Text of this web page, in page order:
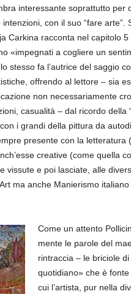
interessante soprattutto per
con il suo “fare arte”.
Carkina racconta nel capitolo 5
«impegnati a cogliere un
stesso fa l’autrice del saggio
offrendo al lettore – sia
non necessariamente
casualità – dal ricordo della
i grandi della pittura da
presente con la letteratura
creative (come quella
vissute e poi lasciate, alle
ma anche Manierismo
Comeun attento
mente le parole del
rintraccia – le briciole di
quotidiano» che è fonte
cui l’artista, pur nella